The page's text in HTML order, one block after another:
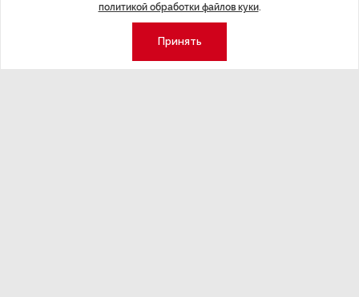
компаний. Диана Сюняева — преподаватель СПб
Виктория Резанова отвечает за практику применения
политикой обработки файлов куки.
Принять